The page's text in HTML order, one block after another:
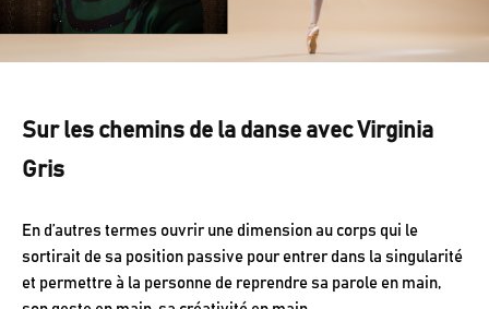
Sur les chemins de la danse avec Virginia
Gris
En d’autres termes ouvrir une dimension au corps qui le
sortirait de sa position passive pour entrer dans la singularité
et permettre à la personne de reprendre sa parole en main,